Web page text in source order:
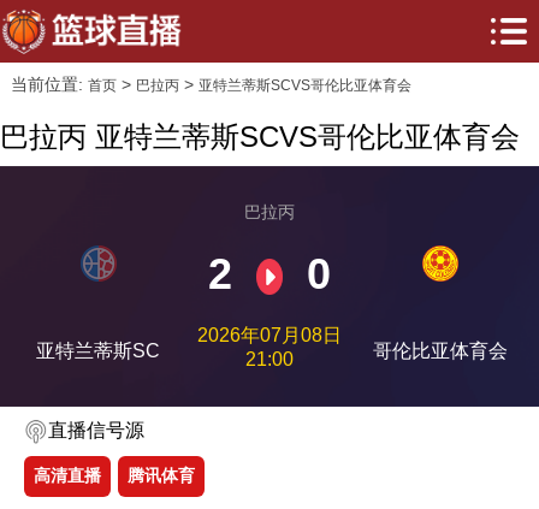
当前位置: 首页> 巴拉丙> 亚特兰蒂斯SCVS哥伦比亚体育会
巴拉丙 亚特兰蒂斯SCVS哥伦比亚体育会
亚特兰蒂斯SC
巴拉丙
2 0
2026年07月08日
21:00
哥伦比亚体育会
直播信号源
高清直播 腾讯体育